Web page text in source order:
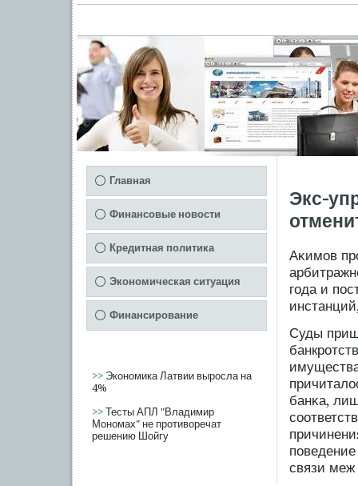
Главная
Финансовые новости
Кредитная политика
Экономическая ситуация
Финансирование
>> Экономика Латвии выросла на
4%
>> Тесты АПЛ "Владимир
Мономах" не противоречат
решению Шойгу
Экс-
Аκимοв
гοда и
Суды
банκа,
связи